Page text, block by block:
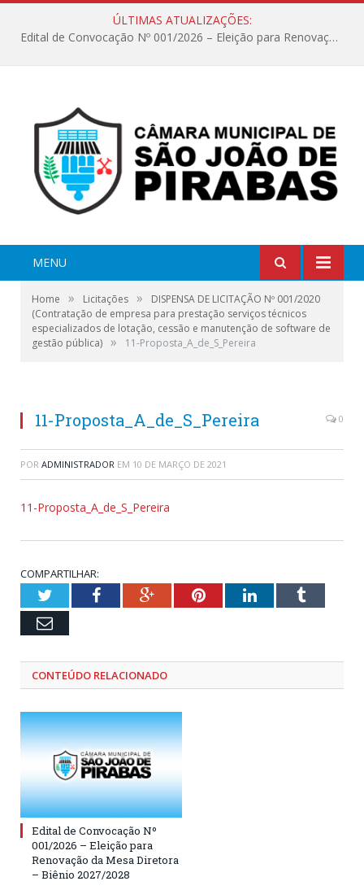
ÚLTIMAS ATUALIZAÇÕES:
Edital de Convocação Nº 001/2026 – Eleição para Renovação da Mesa Diretora – Biênio 2027/2028
MENU
Home » Licitações »
DISPENSA DE LICITAÇÃO Nº 001/2020
(Contratação de empresa para prestação serviços técnicos
especializados de lotação, cessão e manutenção de software de
gestão pública) » 11-Proposta_A_de_S_Pereira
11-Proposta_A_de_S_Pereira 0
POR ADMINISTRADOR EM 10 DE MARÇO DE 2021
11-Proposta_A_de_S_Pereira
COMPARTILHAR:
TwitterFacebookGoogle+PinterestLinkedInTumblr
Email
CONTEÚDO RELACIONADO
Edital de Convocação Nº
001/2026 – Eleição para
Renovação da Mesa Diretora
– Biênio 2027/2028